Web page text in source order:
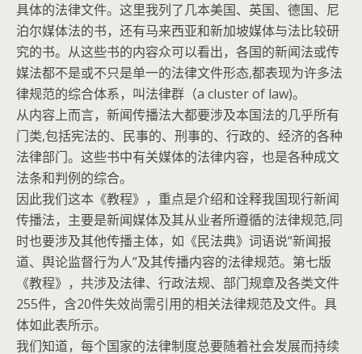
具体的法律文件。这里我列了几本美国、英国、德国、尼
泊尔媒体法的书，还有马来西亚和新加坡媒体与法比较研
究的书。从这些书的内容众可以看出，各国的新闻法或传
媒法都不是或不只是单一的法律文件形态,都表现为许多法
律规范的综合体系，叫法律群（a cluster of law)。
从内容上而言，新闻传播法大都要涉及本国法的几乎所有
门类,包括宪法的、民事的、刑事的、行政的、经济的各种
法律部门。这些书中有关媒体的法律内容，也是各种成文
法条和判例的综合。
因此我们这本《教程》，重点是介绍和诠释我国现行新闻
传播法，主要是新闻媒体及其从业者所遵循的法律规范,同
时也要涉及其他传播主体，如《民法典》词语说“新闻报
道、舆论监督行为人”及其传播内容的法律规范。第七版
《教程》，共涉及法律、行政法规、部门规章及各类文件
255件，含20件失效尚需引用的相关法律规范及文件。具
体如此表所示。
我们知道，每个国家的法律制度总要随着社会发展而持续